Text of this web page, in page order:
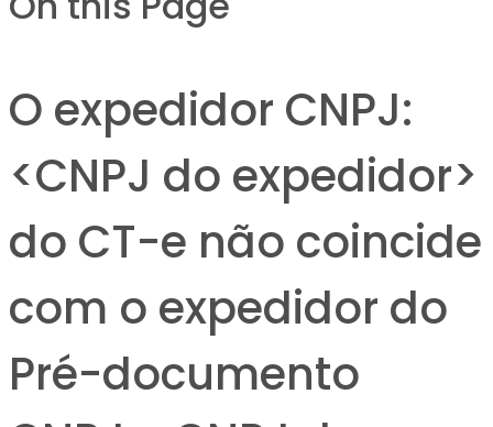
O expedidor CNPJ:
<CNPJ do expedidor>
do CT-e não coincide
com o expedidor do
Pré-documento